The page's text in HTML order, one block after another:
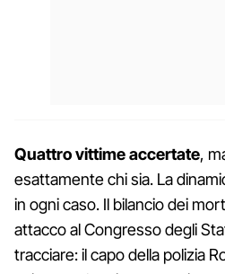
Quattro vittime accertate,
esattamente chi sia. La
in ogni caso. Il bilancio dei
attacco al Congresso degli
tracciare: il capo della polizia